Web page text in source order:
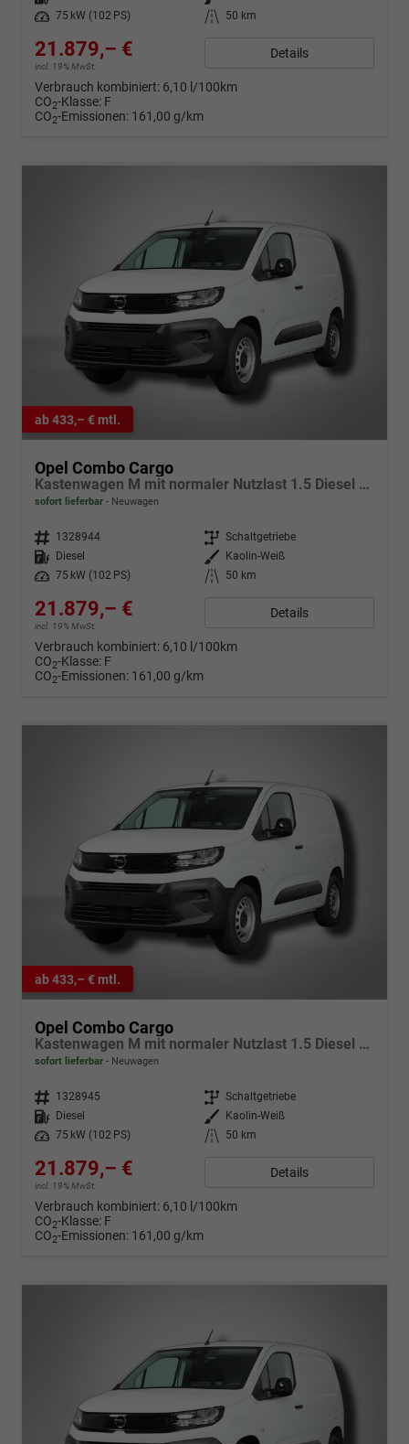
Leistung
75 kW (102 PS) Kilometerstand 50 km
21.879,– €
incl. 19% MwSt.
Details
Verbrauch kombiniert: 6,10 l/100km
CO2-Klasse: F
CO2-Emissionen: 161,00 g/km
ab 433,– € mtl.
Opel Combo Cargo
Kastenwagen M mit normaler Nutzlast 1.5 Diesel 6-Gang
sofort lieferbar Neuwagen
Fahrzeugnr. 1328944 Getriebe Schaltgetriebe
Kraftstoff
Diesel Außenfarbe
Kaolin-Weiß
Leistung
75 kW (102 PS) Kilometerstand 50 km
21.879,– €
incl. 19% MwSt.
Details
Verbrauch kombiniert: 6,10 l/100km
CO2-Klasse: F
CO2-Emissionen: 161,00 g/km
ab 433,– € mtl.
Opel Combo Cargo
Kastenwagen M mit normaler Nutzlast 1.5 Diesel 6-Gang
sofort lieferbar Neuwagen
Fahrzeugnr. 1328945 Getriebe Schaltgetriebe
Kraftstoff
Diesel Außenfarbe
Kaolin-Weiß
Leistung
75 kW (102 PS) Kilometerstand 50 km
21.879,– €
incl. 19% MwSt.
Details
Verbrauch kombiniert: 6,10 l/100km
CO2-Klasse: F
CO2-Emissionen: 161,00 g/km